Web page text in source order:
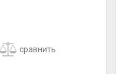
сравнить